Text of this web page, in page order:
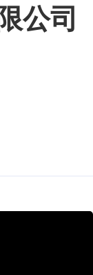
公司